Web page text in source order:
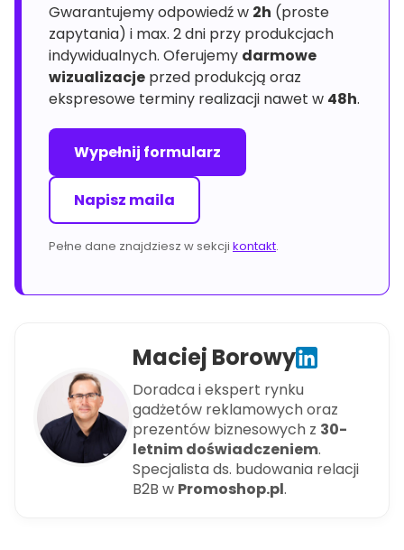
Gwarantujemy odpowiedź w 2h (proste
zapytania) i max. 2 dni przy produkcjach
indywidualnych. Oferujemy darmowe
wizualizacje przed produkcją oraz
ekspresowe terminy realizacji nawet w 48h.
Wypełnij formularz
Napisz maila
Pełne dane znajdziesz w sekcji kontakt.
Maciej Borowy
Doradca i ekspert rynku
gadżetów reklamowych oraz
prezentów biznesowych z 30-
letnim doświadczeniem.
Specjalista ds. budowania relacji
B2B w Promoshop.pl.